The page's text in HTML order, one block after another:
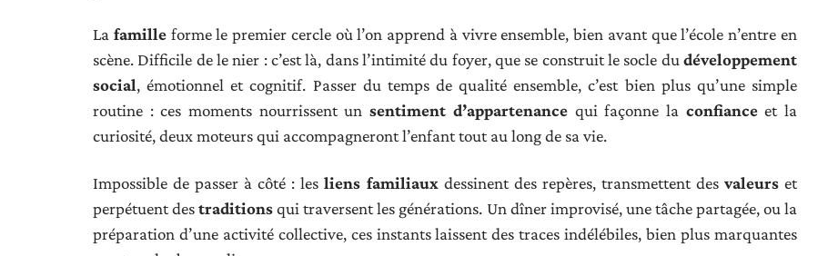
La familleforme le premier cercle où l’on apprend à vivre ensemble, bien avant que l’école n’entre en
scène. Difficile de le nier : c’est là, dans l’intimité du foyer, que se construit le socle du développement
social, émotionnel et cognitif. Passer du temps de qualité ensemble, c’est bien plus qu’une simple
routine : ces moments nourrissent unsentiment d’appartenancequi façonne la confianceet la
curiosité, deux moteurs qui accompagneront l’enfant tout au long de sa vie.
Impossible de passer à côté : lesliens familiaux dessinent des repères, transmettent des valeurset
perpétuent destraditionsqui traversent les générations. Un dîner improvisé, une tâche partagée, ou la
préparation d’une activité collective, ces instants laissent des traces indélébiles, bien plus marquantes